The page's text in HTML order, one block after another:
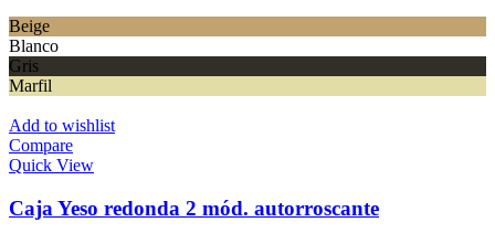
Beige
Blanco
Gris
Marfil
Add to wishlist
Compare
Quick View
Caja Yeso redonda 2 mód. autorroscante